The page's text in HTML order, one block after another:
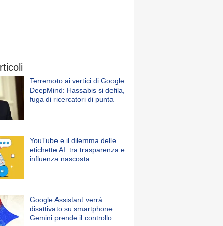
Terremoto ai vertici di Google
DeepMind: Hassabis si defila,
fuga di ricercatori di punta
YouTube e il dilemma delle
etichette AI: tra trasparenza e
influenza nascosta
Google Assistant verrà
disattivato su smartphone:
Gemini prende il controllo